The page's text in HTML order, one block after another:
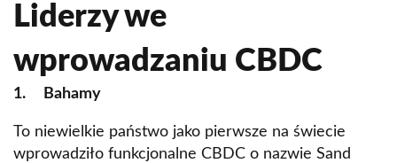
Liderzy we
wprowadzaniu CBDC
1. Bahamy
To niewielkie państwo jako pierwsze na świecie
wprowadziło funkcjonalne CBDC o nazwie Sand